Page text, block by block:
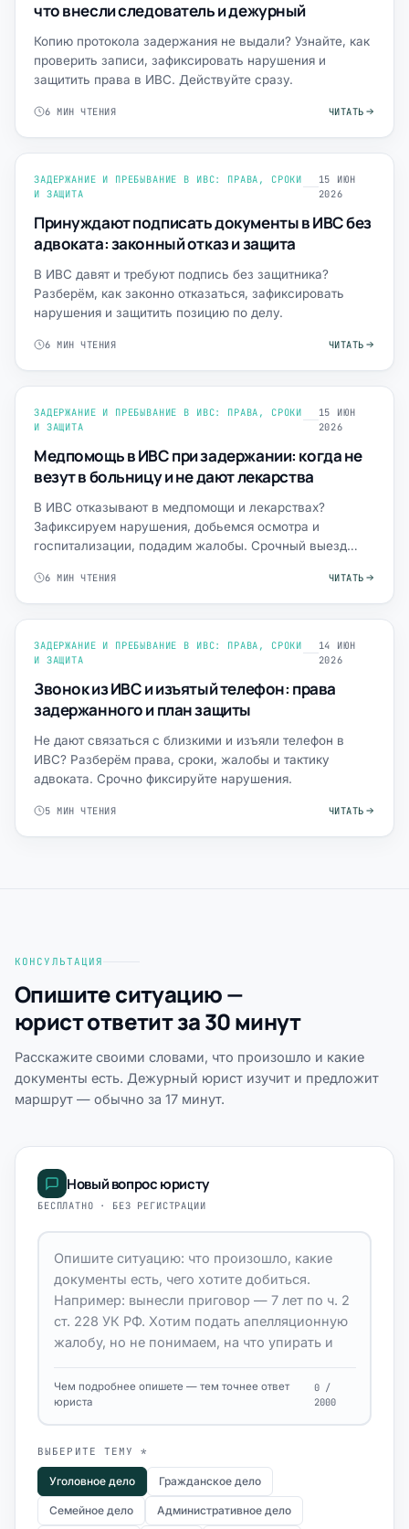
что внесли следователь и дежурный
Копию протокола задержания не выдали? Узнайте, как
проверить записи, зафиксировать нарушения и
защитить права в ИВС. Действуйте сразу.
6 МИН ЧТЕНИЯ ЧИТАТЬ
ЗАДЕРЖАНИЕ И ПРЕБЫВАНИЕ В ИВС: ПРАВА, СРОКИ
И ЗАЩИТА
15 ИЮН
2026
Принуждают подписать документы в ИВС без
адвоката: законный отказ и защита
В ИВС давят и требуют подпись без защитника?
Разберём, как законно отказаться, зафиксировать
нарушения и защитить позицию по делу.
6 МИН ЧТЕНИЯ ЧИТАТЬ
ЗАДЕРЖАНИЕ И ПРЕБЫВАНИЕ В ИВС: ПРАВА, СРОКИ
И ЗАЩИТА
15 ИЮН
2026
Медпомощь в ИВС при задержании: когда не
везут в больницу и не дают лекарства
В ИВС отказывают в медпомощи и лекарствах?
Зафиксируем нарушения, добьемся осмотра и
госпитализации, подадим жалобы. Срочный выезд
6 МИН ЧТЕНИЯ ЧИТАТЬ
ЗАДЕРЖАНИЕ И ПРЕБЫВАНИЕ В ИВС: ПРАВА, СРОКИ
И ЗАЩИТА
14 ИЮН
2026
Звонок из ИВС и изъятый телефон: права
задержанного и план защиты
Не дают связаться с близкими и изъяли телефон в
ИВС? Разберём права, сроки, жалобы и тактику
адвоката. Срочно фиксируйте нарушения.
5 МИН ЧТЕНИЯ ЧИТАТЬ
КОНСУЛЬТАЦИЯ
Опишите ситуацию —
юрист ответит за 30 минут
Расскажите своими словами, что произошло и какие
документы есть. Дежурный юрист изучит и предложит
маршрут — обычно за 17 минут.
Новый вопрос юристу
БЕСПЛАТНО · БЕЗ РЕГИСТРАЦИИ
Чем подробнее опишете — тем точнее ответ
юриста
0 /
2000
ВЫБЕРИТЕ ТЕМУ *
Уголовное дело Гражданское дело
Семейное дело Административное дело